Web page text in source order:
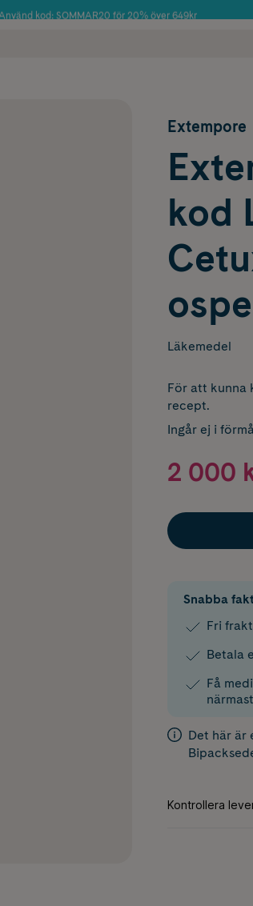
Använd kod: SOMMAR20 för 20% över 649kr
Extempore
kod
Läkemedel
För att kunna
recept.
Ingår ej i
2 000
Snabba
Fri
Betala
Få
Det här är